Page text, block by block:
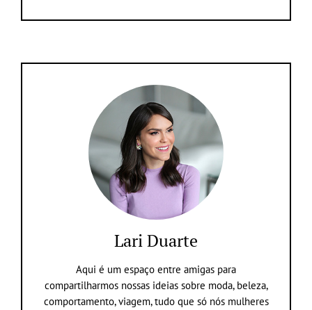
Lari Duarte
Aqui é um espaço entre amigas para
compartilharmos nossas ideias sobre moda, beleza,
comportamento, viagem, tudo que só nós mulheres